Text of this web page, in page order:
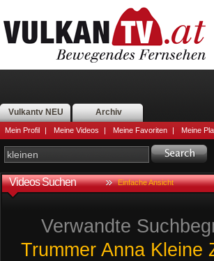
Vulkantv NEU Archiv
Mein Profil | Meine Videos | Meine Favoriten | Meine
Videos Suchen Einfache Ansicht
Verwandte
Trummer Anna Kleine